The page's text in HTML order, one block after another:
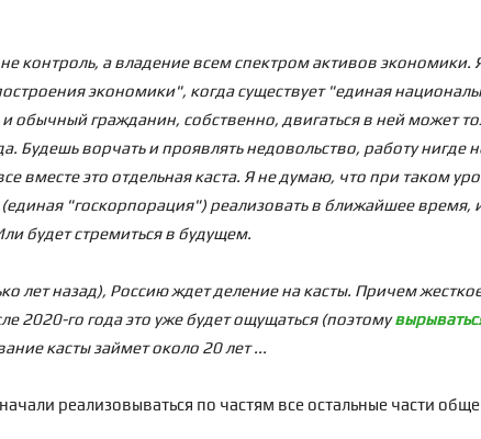
контроль, а владение всем спектром активов экономики.
экономики", когда существует "единая
обычный гражданин, собственно, двигаться в ней может
Будешь ворчать и проявлять недовольство, работу нигде
вместе это отдельная каста. Я не думаю, что при таком
"госкорпорация") реализовать в ближайшее время,
будет стремиться в будущем.
лет назад), Россию ждет деление на касты. Причем
2020-го года это уже будет ощущаться (поэтому
касты займет около 20 лет ...
реализовываться по частям все остальные части